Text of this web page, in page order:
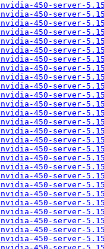
450-server-
450-server-
450-server-
450-server-
450-server-
450-server-
450-server-
450-server-
450-server-
450-server-
450-server-
450-server-
450-server-
450-server-
450-server-
450-server-
450-server-
450-server-
450-server-
450-server-
450-server-
450-server-
450-server-
450-server-
450-server-
450-server-
450-server-